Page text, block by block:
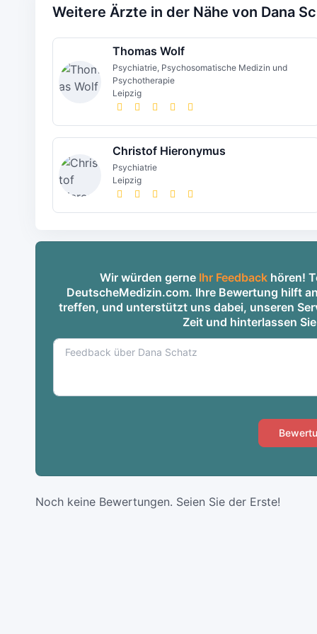
Weitere Ärzte in der Nähe von Dana
Thomas Wolf
Psychiatrie, Psychosomatische Medizin und
Psychotherapie
Leipzig
Christof Hieronymus
Psychiatrie
Leipzig
Wir würden gerne Ihr Feedbackhören!
DeutscheMedizin.com. Ihre Bewertung hilft
treffen, und unterstützt uns dabei, unseren
Zeit und hinterlassen
Noch keine Bewertungen. Seien Sie der Erste!